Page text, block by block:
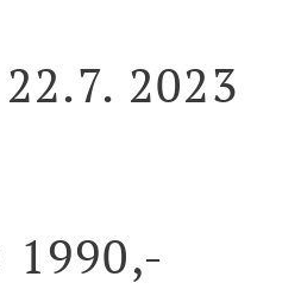
22.7. 2023
1990,-